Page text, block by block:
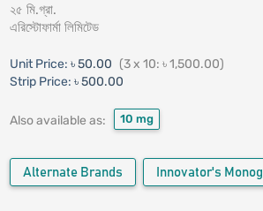
২৫ মি.গ্রা.
এরিস্টোফার্মা লিমিটেড
Unit Price: ৳ 50.00 (3 x 10: ৳ 1,500.00)
Strip Price: ৳ 500.00
Also available as: 10 mg
Alternate Brands Innovator's